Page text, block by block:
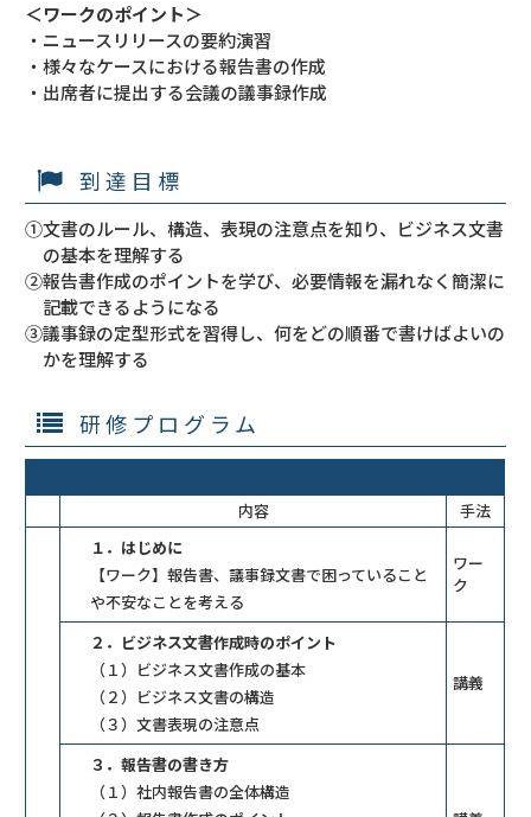
＜ワークのポイント＞
・ニュースリリースの要約演習
・様々なケースにおける報告書の作成
・出席者に提出する会議の議事録作成
到達目標
①文書のルール、構造、表現の注意点を知り、ビジネス文書
の基本を理解する
②報告書作成のポイントを学び、必要情報を漏れなく簡潔に
記載できるようになる
③議事録の定型形式を習得し、何をどの順番で書けばよいの
かを理解する
研修プログラム
内容
手法
１．はじめに
【ワーク】報告書、議事録文書で困っていること
や不安なことを考える
ワー
ク
２．ビジネス文書作成時のポイント
（１）ビジネス文書作成の基本
（２）ビジネス文書の構造
（３）文書表現の注意点
講義
３．報告書の書き方
（１）社内報告書の全体構造